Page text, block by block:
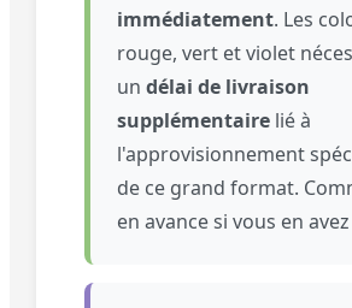
immédiatement. Les
rouge, vert et violet
un délai de livraison
supplémentairelié à
l'approvisionnement
de ce grand format.
en avance si vous en